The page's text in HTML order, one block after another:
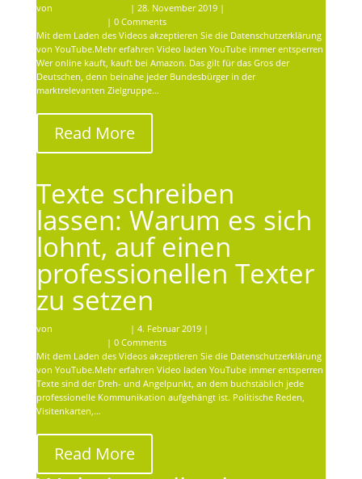
von | 28. November 2019|
| 0 Comments
Mit dem Laden des Videos akzeptieren Sie die Datenschutzerklärung
von YouTube.Mehr erfahren Video laden YouTube immer entsperren
Wer online kauft, kauft bei Amazon. Das gilt für das Gros der
Deutschen, denn beinahe jeder Bundesbürger in der
marktrelevanten Zielgruppe…
Read More
Texte schreiben
lassen: Warum es sich
lohnt, auf einen
professionellen Texter
zu setzen
von | 4. Februar 2019|
| 0 Comments
Mit dem Laden des Videos akzeptieren Sie die Datenschutzerklärung
von YouTube.Mehr erfahren Video laden YouTube immer entsperren
Texte sind der Dreh- und Angelpunkt, an dem buchstäblich jede
professionelle Kommunikation aufgehängt ist. Politische Reden,
Visitenkarten,…
Read More